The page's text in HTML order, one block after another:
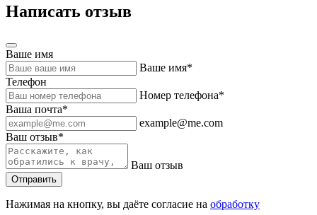
Написать отзыв
Ваше имя
Ваше имя*
Телефон
Номер телефона*
Ваша почта*
example@me.com
Ваш отзыв*
Ваш отзыв
Нажимая на кнопку, вы даёте согласие на обработку